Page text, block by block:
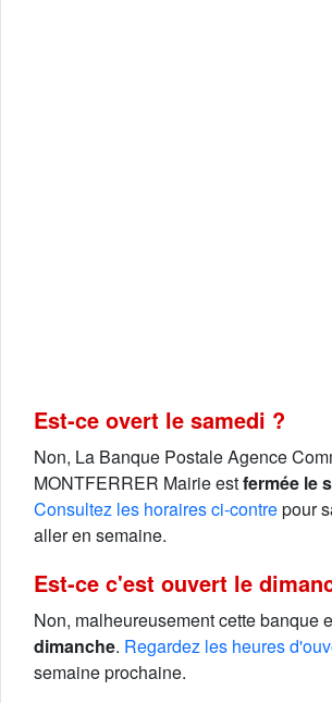
Est-ce overt le samedi ?
Non, La Banque Postale Agence
MONTFERRER Mairie estfermée le
Consultez les horaires ci-contrepour
aller en semaine.
Est-ce c'est ouvert le
Non, malheureusement cette banque
dimanche. Regardez les heures
semaine prochaine.